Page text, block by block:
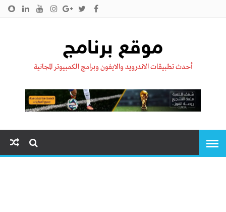
موقع برنامج
أحدث تطبيقات الاندرويد والايفون وبرامج الكمبيوتر المجانية